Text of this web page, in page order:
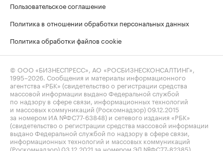
Пользовательское соглашение
Политика в отношении обработки персональных данных
Политика обработки файлов cookie
© ООО «БИЗНЕСПРЕСС», АО «РОСБИЗНЕСКОНСАЛТИНГ»,
1995–2026 . Сообщения и материалы информационного
агентства «РБК» (свидетельство о регистрации средства
массовой информации выдано Федеральной службой
по надзору в сфере связи, информационных технологий
и массовых коммуникаций (Роскомнадзор) 09.12.2015
за номером ИА №ФС77-63848) и сетевого издания «РБК»
(свидетельство о регистрации средства массовой информации
выдано Федеральной службой по надзору в сфере связи,
информационных технологий и массовых коммуникаций
(Роскомнадзор) 03.12.2021 за номером ЭЛ №ФС77-82385)